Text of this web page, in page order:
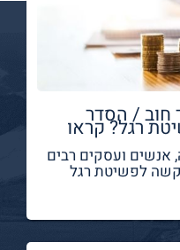
חוב / הסדר
רגל? קראו
ועסקים רבים
לפשיטת רגל